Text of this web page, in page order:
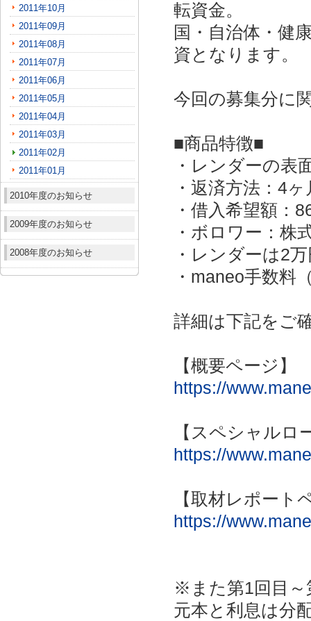
2011年10月
2011年09月
2011年08月
2011年07月
2011年06月
2011年05月
2011年04月
2011年03月
2011年02月
2011年01月
2010年度のお知らせ
2009年度のお知らせ
2008年度のお知らせ
転資金。
国・自治体・健
資となります。
今回の募集分に
■商品特徴■
・レンダーの表
・返済方法：4
・借入希望額：
・ボロワー：株
・レンダーは2
・maneo手数料
詳細は下記をご
【概要ページ】
https://
【スペシャルロ
https://
【取材レポート
https://
※また第1回目～
元本と利息は分